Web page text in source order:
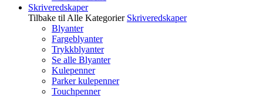
Skriveredskaper
Tilbake til Alle Kategorier Skriveredskaper
Blyanter
Fargeblyanter
Trykkblyanter
Se alle Blyanter
Kulepenner
Parker kulepenner
Touchpenner